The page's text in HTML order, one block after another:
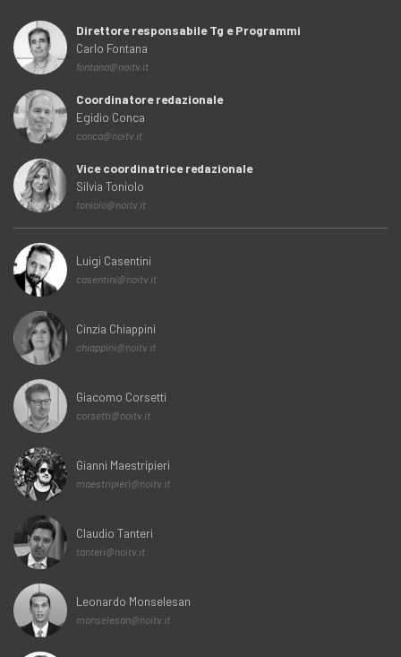
Direttore responsabile Tg e Programmi
Carlo Fontana
fontana@noitv.it
Coordinatore redazionale
Egidio Conca
conca@noitv.it
Vice coordinatrice redazionale
Silvia Toniolo
toniolo@noitv.it
Luigi Casentini
casentini@noitv.it
Cinzia Chiappini
chiappini@noitv.it
Giacomo Corsetti
corsetti@noitv.it
Gianni Maestripieri
maestripieri@noitv.it
Claudio Tanteri
tanteri@noitv.it
Leonardo Monselesan
monselesan@noitv.it